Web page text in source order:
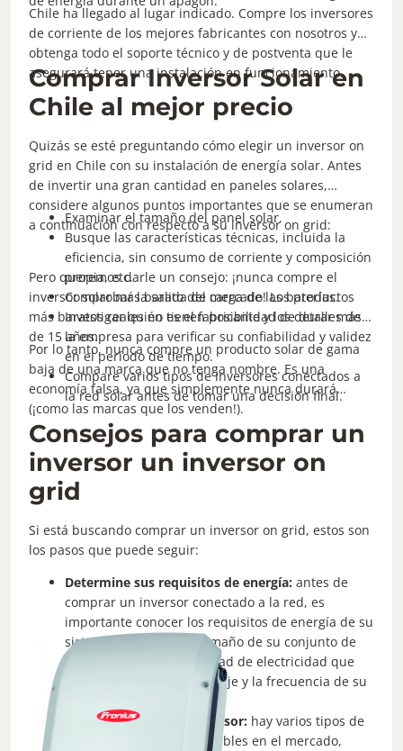
Chile ha llegado al lugar indicado. Compre los inversores
de corriente de los mejores fabricantes con nosotros y
obtenga todo el soporte técnico y de postventa que le
asegurará tener una instalación en funcionamiento.
Comprar Inversor Solar en
Chile al mejor precio
Quizás se esté preguntando cómo elegir un inversor on
grid en Chile con su instalación de energía solar. Antes
de invertir una gran cantidad en paneles solares,
considere algunos puntos importantes que se enumeran
a continuación con respecto a su inversor on grid:
Examinar el tamaño del panel solar.
Busque las características técnicas, incluida la
eficiencia, sin consumo de corriente y composición
propia, etc.
Comprobar la salida de carga de las baterías.
Investigar quién es el fabricante y los detalles de
la empresa para verificar su confiabilidad y validez
en el período de tiempo.
Compare varios tipos de inversores conectados a
la red solar antes de tomar una decisión final.
Pero queremos darle un consejo: ¡nunca compre el
inversor solar más barato del mercado! Los productos
más baratos reales no tienen posibilidad de durar más
de 15 años.
Por lo tanto, nunca compre un producto solar de gama
baja de una marca que no tenga nombre. Es una
economía falsa, ya que simplemente nunca durará
(¡como las marcas que los venden!).
Consejos para comprar un
inversor un inversor on
grid
Si está buscando comprar un inversor on grid, estos son
los pasos que puede seguir:
Determine sus requisitos de energía: antes de
comprar un inversor conectado a la red, es
importante conocer los requisitos de energía de su
sistema. Considere el tamaño de su conjunto de
paneles solares, la cantidad de electricidad que
necesita producir y el voltaje y la frecuencia de su
Considere el tipo de inversor: hay varios tipos de
inversores on grid disponibles en el mercado,